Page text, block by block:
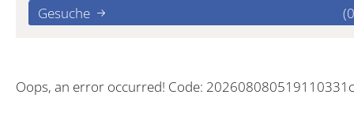
Gesuche
Oops, an error occurred! Code: